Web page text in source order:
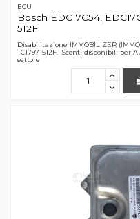
ECU
Bosch EDC17C54,
512F
Disabilitazione IMMOBILIZER (IMMO
TC1797-512F. Sconti disponibili per
settore